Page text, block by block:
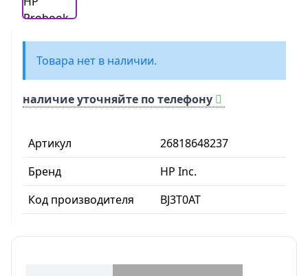
Артикул
26818648237
Бренд
HP Inc.
Код производителя
BJ3T0AT
Товара нет в наличии.
наличие уточняйте по телефону